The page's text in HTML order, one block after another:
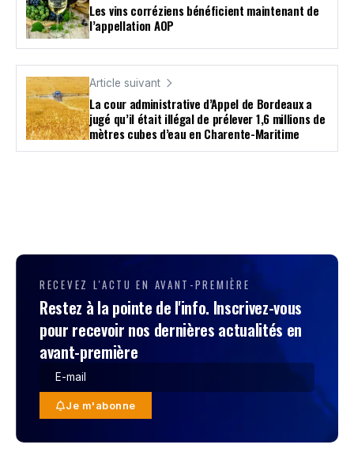
Les vins corréziens bénéficient maintenant de
l’appellation AOP
Article suivant
La cour administrative d’Appel de Bordeaux a
jugé qu’il était illégal de prélever 1,6 millions de
mètres cubes d’eau en Charente-Maritime
RECEVEZ L'ACTU EN AVANT-PREMIÈRE
Restez à la pointe de l'info. Inscrivez-vous
pour recevoir nos dernières actualités en
avant-première
Je m'abonne